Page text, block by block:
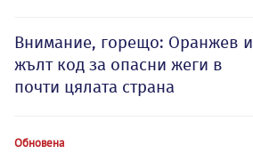
Внимание, горещо: Оранжев и
жълт код за опасни жеги в
почти цялата страна
Обновена